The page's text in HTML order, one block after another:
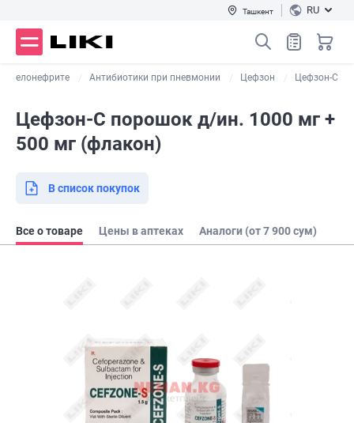
Ташкент RU
пиелонефрите Антибиотики при пневмонии Цефзон Цефзон-С
Цефзон-С порошок д/ин. 1000 мг +
500 мг (флакон)
В список покупок
Все о товаре Цены в аптеках Аналоги (от 7 900 сум)